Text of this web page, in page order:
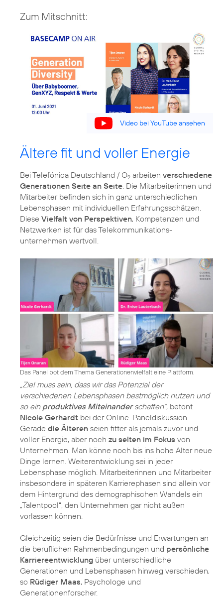
Zum Mitschnitt:
Video bei YouTube ansehen
Ältere fit und voller Energie
Bei Telefónica Deutschland / O2 arbeiten verschiedene
Generationen Seite an Seite . Die Mitarbeiterinnen und
Mitarbeiter befinden sich in ganz unterschiedlichen
Lebensphasen mit individuellen Erfahrungsschätzen.
Diese Vielfalt von Perspektiven, Kompetenzen und
Netzwerken ist für das Telekommunikations­
unternehmen wertvoll.
Das Panel bot dem Thema Generationenvielfalt eine Plattform.
„Ziel muss sein, dass wir das Potenzial der
verschiedenen Lebensphasen bestmöglich nutzen und
so ein produktives Miteinanderschaffen“, betont
Nicole Gerhardt bei der Online-Paneldiskussion.
Gerade die Älteren seien fitter als jemals zuvor und
voller Energie, aber noch zu selten im Fokus von
Unternehmen. Man könne noch bis ins hohe Alter neue
Dinge lernen. Weiterentwicklung sei in jeder
Lebensphase möglich. Mitarbeiterinnen und Mitarbeiter
insbesondere in späteren Karrierephasen sind allein vor
dem Hintergrund des demographischen Wandels ein
„Talentpool“, den Unternehmen gar nicht außen
vorlassen können.
Gleichzeitig seien die Bedürfnisse und Erwartungen an
die beruflichen Rahmenbedingungen und persönliche
Karriereentwicklung über unterschiedliche
Generationen und Lebensphasen hinweg verschieden,
so Rüdiger Maas, Psychologe und
Generationenforscher.